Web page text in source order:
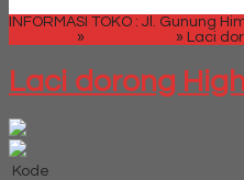
INFORMASI TOKO : Jl. Gunung
» » Laci
Laci dorong
Kode